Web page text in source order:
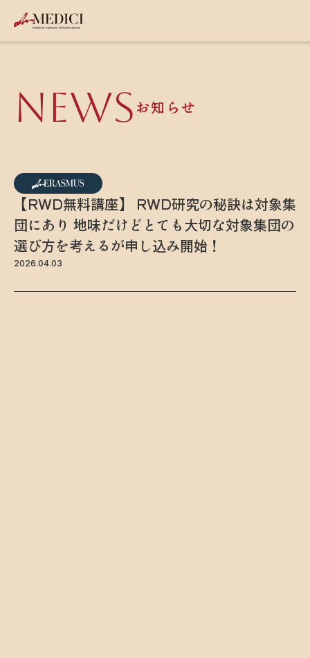
NEWS お知らせ
【RWD無料講座】 RWD研究の秘訣は対象集
団にあり 地味だけどとても大切な対象集団の
選び方を考えるが申し込み開始！
2026.04.03